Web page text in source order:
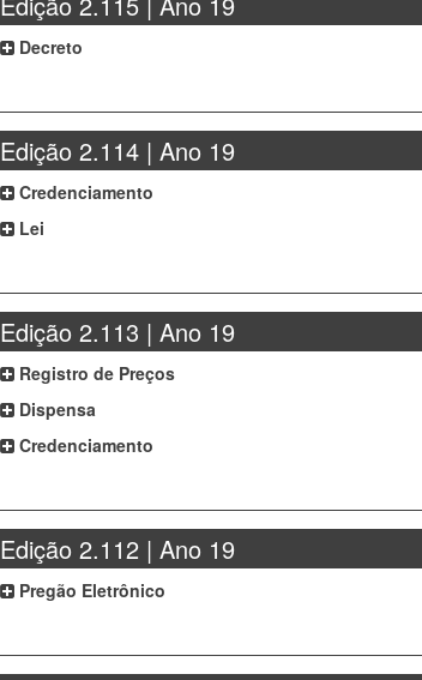
Decreto
Edição 2.114 | Ano 19
Credenciamento
Lei
Edição 2.113 | Ano 19
Registro de Preços
Dispensa
Credenciamento
Edição 2.112 | Ano 19
Pregão Eletrônico